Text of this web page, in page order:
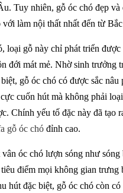
Tuy nhiên, gỗ óc chó đẹp và
với làm nội thất nhất đến từ
loại gỗ này chỉ phát triển
đới mát mẻ. Nhờ sinh trưởng
gỗ óc chó có được sắc nâu
cuốn hút mà không phải
Chính yếu tố đặc này đã tạo
gỗ óc chó đỉnh cao.
vân óc chó lượn sóng như sóng
tiêu điểm mọi không gian trưng
hút đặc biệt, gỗ óc chó còn có